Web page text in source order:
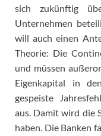
sich zukünftig
Unternehmen
will auch einen
Theorie: Die
und müssen
Eigenkapital in
gespeiste
aus. Damit wird die
haben. Die Banken